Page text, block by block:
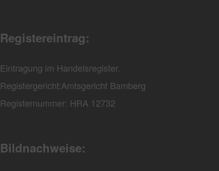
Registereintrag:
Eintragung im Handelsregister.
Registergericht:Amtsgericht Bamberg
Registernummer: HRA 12732
Bildnachweise: